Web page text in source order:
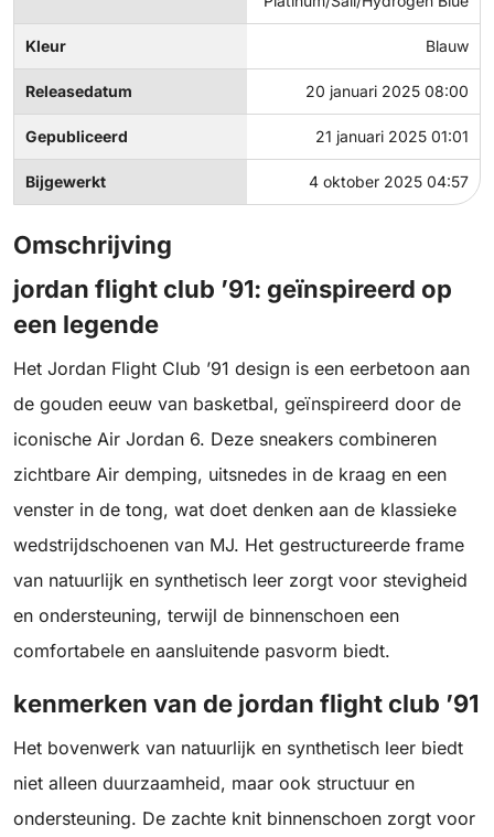
Kleur Blauw
Releasedatum 20 januari 2025 08:00
Gepubliceerd 21 januari 2025 01:01
Bijgewerkt 4 oktober 2025 04:57
Omschrijving
jordan flight club ’91: geïnspireerd op
een legende
Het Jordan Flight Club ’91 design is een eerbetoon aan
de gouden eeuw van basketbal, geïnspireerd door de
iconische Air Jordan 6. Deze sneakers combineren
zichtbare Air demping, uitsnedes in de kraag en een
venster in de tong, wat doet denken aan de klassieke
wedstrijdschoenen van MJ. Het gestructureerde frame
van natuurlijk en synthetisch leer zorgt voor stevigheid
en ondersteuning, terwijl de binnenschoen een
comfortabele en aansluitende pasvorm biedt.
kenmerken van de jordan flight club ’91
Het bovenwerk van natuurlijk en synthetisch leer biedt
niet alleen duurzaamheid, maar ook structuur en
ondersteuning. De zachte knit binnenschoen zorgt voor